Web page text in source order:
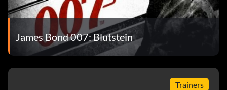
James Bond 007: Blutstein
Trainers